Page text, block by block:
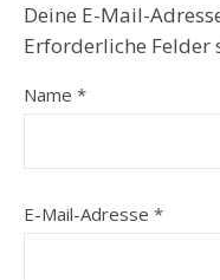
Deine E-Mail-
Erforderliche Felder
Name *
E-Mail-Adresse *